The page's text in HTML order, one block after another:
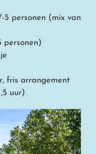
5 personen (mix van
personen)
fris arrangement
uur)